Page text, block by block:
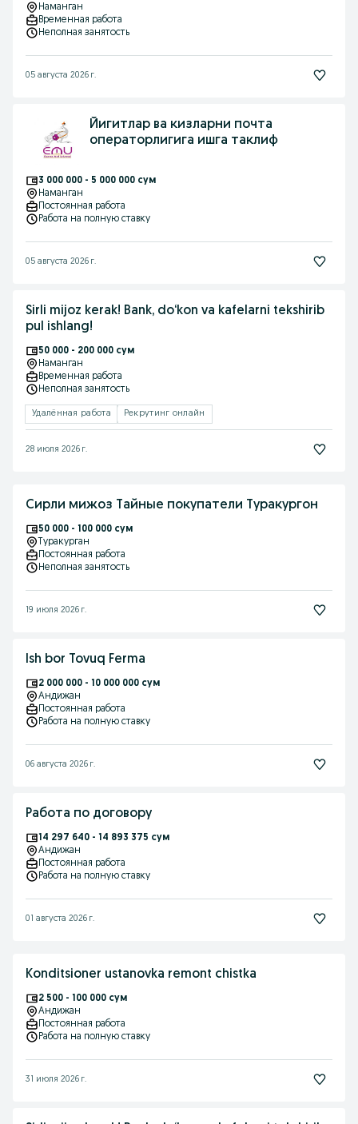
Наманган
Временная работа
Неполная занятость
05 августа 2026 г.
Йигитлар ва кизларни почта
операторлигига ишга таклиф
3 000 000 - 5 000 000 сум
Наманган
Постоянная работа
Работа на полную ставку
05 августа 2026 г.
Sirli mijoz kerak! Bank, do‘kon va kafelarni tekshirib
pul ishlang!
50 000 - 200 000 сум
Наманган
Временная работа
Неполная занятость
Удалённая работа Рекрутинг онлайн
28 июля 2026 г.
Сирли мижоз Тайные покупатели Туракургон
50 000 - 100 000 сум
Туракурган
Постоянная работа
Неполная занятость
19 июля 2026 г.
Ish bor Tovuq Ferma
2 000 000 - 10 000 000 сум
Андижан
Постоянная работа
Работа на полную ставку
06 августа 2026 г.
Работа по договору
14 297 640 - 14 893 375 сум
Андижан
Постоянная работа
Работа на полную ставку
01 августа 2026 г.
Konditsioner ustanovka remont chistka
2 500 - 100 000 сум
Андижан
Постоянная работа
Работа на полную ставку
31 июля 2026 г.